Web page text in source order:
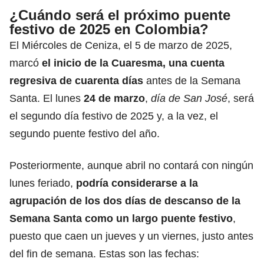
¿Cuándo será el próximo puente
festivo de 2025 en Colombia?
El Miércoles de Ceniza, el 5 de marzo de 2025,
marcó el inicio de la Cuaresma, una cuenta
regresiva de cuarenta días antes de la Semana
Santa. El lunes 24 de marzo, día de San José, será
el segundo día festivo de 2025 y, a la vez, el
segundo puente festivo del año.
Posteriormente, aunque abril no contará con ningún
lunes feriado, podría considerarse a la
agrupación de los dos días de descanso de la
Semana Santa como un largo puente festivo,
puesto que caen un jueves y un viernes, justo antes
del fin de semana. Estas son las fechas: